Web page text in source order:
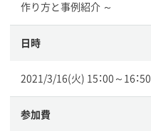
作り方と事例紹介 ～
日時
2021/3/16(火) 15：00～16：50
参加費